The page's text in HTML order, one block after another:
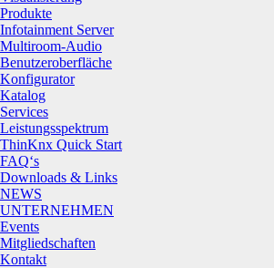
Produkte
Infotainment Server
Multiroom-Audio
Benutzeroberfläche
Konfigurator
Katalog
Services
Leistungsspektrum
ThinKnx Quick Start
FAQ‘s
Downloads & Links
NEWS
UNTERNEHMEN
Events
Mitgliedschaften
Kontakt